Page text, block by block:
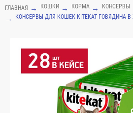
ГЛАВНАЯ КОШКИ КОРМА КОНСЕРВЫ
КОНСЕРВЫ ДЛЯ КОШЕК KITEKAT ГОВЯДИНА В